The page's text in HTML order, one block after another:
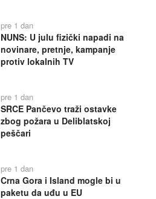
pre 1 dan
NUNS: U julu fizički napadi na
novinare, pretnje, kampanje
protiv lokalnih TV
pre 1 dan
SRCE Pančevo traži ostavke
zbog požara u Deliblatskoj
peščari
pre 1 dan
Crna Gora i Island mogle bi u
paketu da uđu u EU